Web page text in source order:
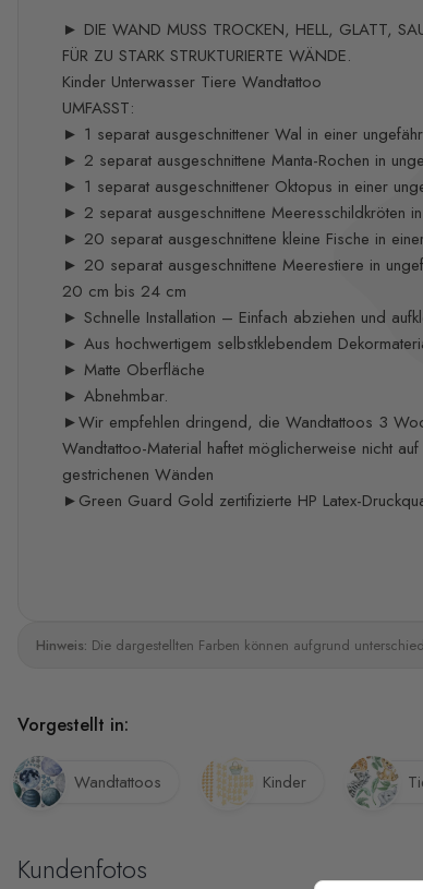
► DIE WAND MUSS TROCKEN, HELL, GLATT,
FÜR ZU STARK STRUKTURIERTE WÄNDE.
Kinder Unterwasser Tiere Wandtattoo
UMFASST:
► 1 separat ausgeschnittener Wal in einer
► 2 separat ausgeschnittene Manta-Rochen in
► 1 separat ausgeschnittener Oktopus in einer
► 2 separat ausgeschnittene Meeresschildkröten
► 20 separat ausgeschnittene kleine Fische in
► 20 separat ausgeschnittene Meerestiere in
20 cm bis 24 cm
► Schnelle Installation – Einfach abziehen und
► Aus hochwertigem selbstklebendem
► Matte Oberfläche
► Abnehmbar.
►Wir empfehlen dringend, die Wandtattoos 3
Wandtattoo-Material haftet möglicherweise nicht
gestrichenen Wänden
►Green Guard Gold zertifizierte HP Latex-
Hinweis: Die dargestellten Farben können aufgrund
Vorgestellt in:
Wandtattoos Kinder
Kundenfotos